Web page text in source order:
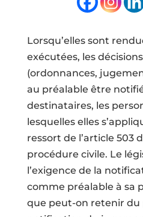
Lorsqu’elles sont
exécutées, les
(ordonnances,
au préalable être
destinataires, les
lesquelles elles
ressort de l’article 503
procédure civile. Le
l’exigence de la
comme préalable à sa
que peut-on retenir du